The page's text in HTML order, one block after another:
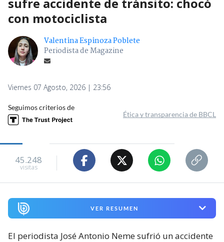
con motociclista
Valentina Espinoza Poblete
Periodista de Magazine
Viernes 07 Agosto, 2026 | 23:56
Seguimos criterios de
Ética y transparencia de BBCL
45.248
visitas
VER RESUMEN
El periodista José Antonio Neme sufrió un accidente